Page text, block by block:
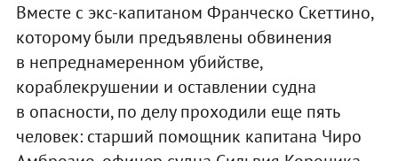
Вместе с экс-капитаном Франческо Скеттино,
которому были предъявлены обвинения
в непреднамеренном убийстве,
кораблекрушении и оставлении судна
в опасности, по делу проходили еще пять
человек: старший помощник капитана Чиро